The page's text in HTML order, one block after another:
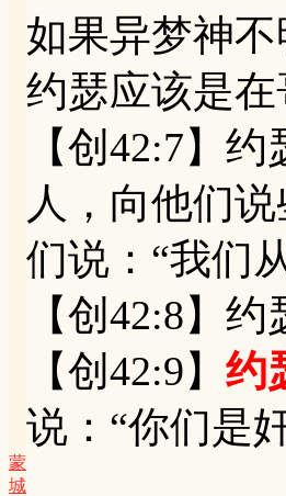
蒙
城
如果异梦神
约瑟应该是
【创42:7】
人，向他们
们说：“我们
【创42:8】
【创42:9】 约
说：“你们是